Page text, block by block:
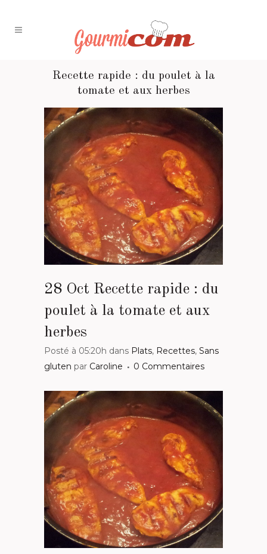
Recette rapide : du poulet à la
tomate et aux herbes
28 Oct Recette rapide : du
poulet à la tomate et aux
herbes
Posté à 05:20h dans Plats, Recettes, Sans
gluten par Caroline 0 Commentaires